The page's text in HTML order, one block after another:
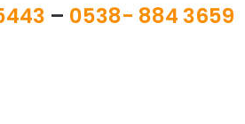
– 0538- 884 3659